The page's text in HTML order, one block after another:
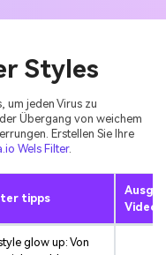
Styles
um jeden Virus zu
Übergang von weichem
Erstellen Sie Ihre
Wels Filter.
tipps
Video
glow up: Von